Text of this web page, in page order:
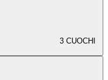
3 CUOCHI